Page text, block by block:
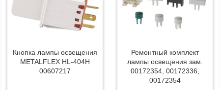
Кнопка лампы освещения
METALFLEX HL-404H
00607217
Ремонтный комплект
лампы освещения зам.
00172354, 00172336,
00172354